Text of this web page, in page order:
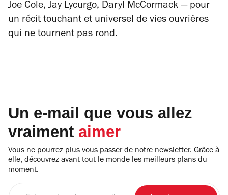
Joe Cole, Jay Lycurgo, Daryl McCormack — pour
un récit touchant et universel de vies ouvrières
qui ne tournent pas rond.
Un e-mail que vous allez
vraiment aimer
Vous ne pourrez plus vous passer de notre newsletter. Grâce à
elle, découvrez avant tout le monde les meilleurs plans du
moment.